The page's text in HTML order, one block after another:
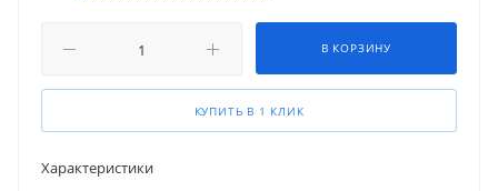
В КОРЗИНУ
КУПИТЬ В 1 КЛИК
Характеристики